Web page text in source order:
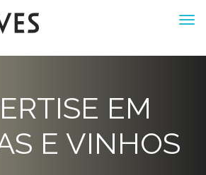
EM
E VINHOS